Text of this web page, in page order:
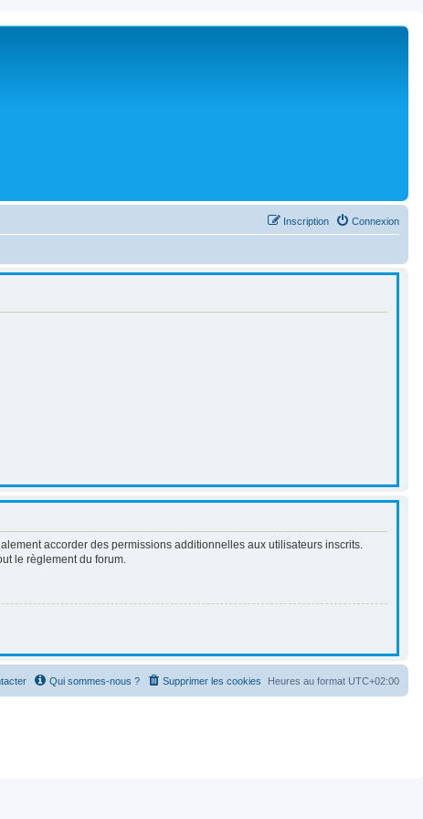
Connexion
Inscription
accorder des permissions additionnelles aux utilisateurs inscrits.
le règlement du forum.
Heures au format UTC+02:00
Supprimer les cookies
Qui sommes-nous ?